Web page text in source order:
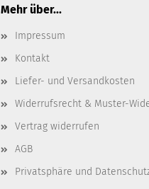
Mehr über...
Impressum
Kontakt
Liefer- und Versandkosten
Widerrufsrecht & Muster-
Vertrag widerrufen
AGB
Privatsphäre und